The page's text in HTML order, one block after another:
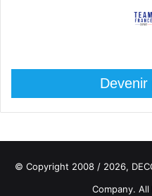
© Copyright 2008 / 2026,
Company. All